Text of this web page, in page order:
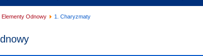
Elementy Odnowy 1. Charyzmaty